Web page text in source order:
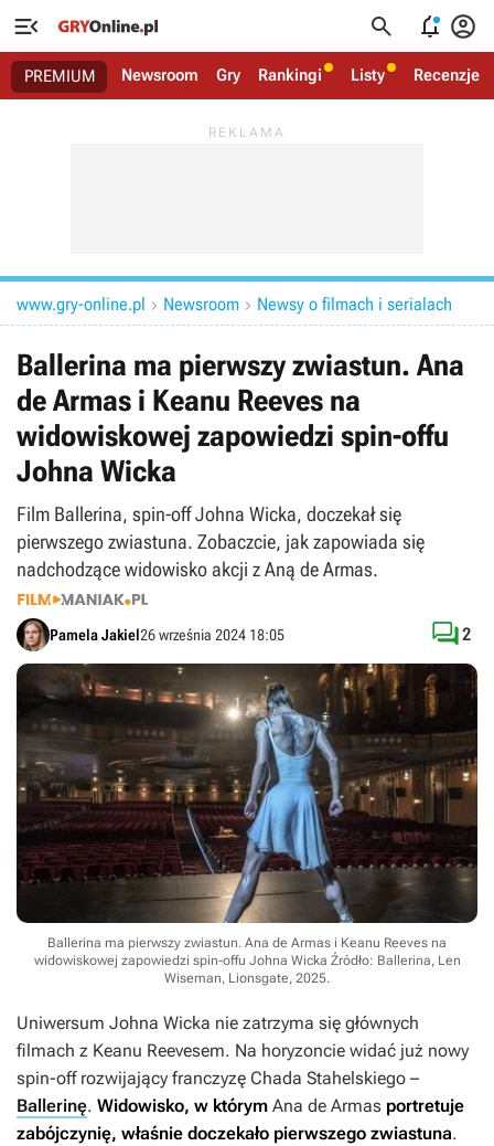
   
PREMIUM Newsroom Gry Rankingi Listy Recenzje
www.gry-online.pl  Newsroom  Newsy o filmach i serialach
Ballerina ma pierwszy zwiastun. Ana
de Armas i Keanu Reeves na
widowiskowej zapowiedzi spin-offu
Johna Wicka
Film Ballerina, spin-off Johna Wicka, doczekał się
pierwszego zwiastuna. Zobaczcie, jak zapowiada się
nadchodzące widowisko akcji z Aną de Armas.
Pamela Jakiel26 września 2024 18:05 2
Ballerina ma pierwszy zwiastun. Ana de Armas i Keanu Reeves na
widowiskowej zapowiedzi spin-offu Johna Wicka Źródło: Ballerina, Len
Wiseman, Lionsgate, 2025.
Uniwersum Johna Wicka nie zatrzyma się głównych
filmach z Keanu Reevesem. Na horyzoncie widać już nowy
spin-off rozwijający franczyzę Chada Stahelskiego –
Ballerinę. Widowisko, w którym Ana de Armas portretuje
zabójczynię, właśnie doczekało pierwszego zwiastuna.